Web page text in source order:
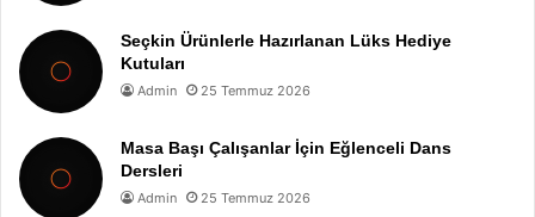
Seçkin Ürünlerle Hazırlanan Lüks Hediye
Kutuları
Admin 25 Temmuz 2026
Masa Başı Çalışanlar İçin Eğlenceli Dans
Dersleri
Admin 25 Temmuz 2026